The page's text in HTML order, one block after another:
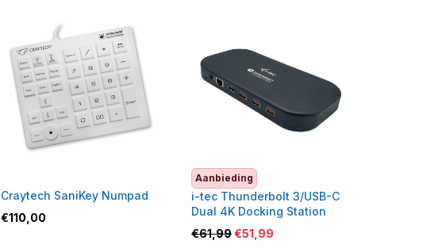
Craytech SaniKey Numpad
€110,00
Aanbieding
i-tec Thunderbolt 3/USB-C
Dual 4K Docking Station
€61,99€51,99